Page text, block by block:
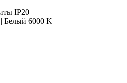
IP20
Белый 6000 K